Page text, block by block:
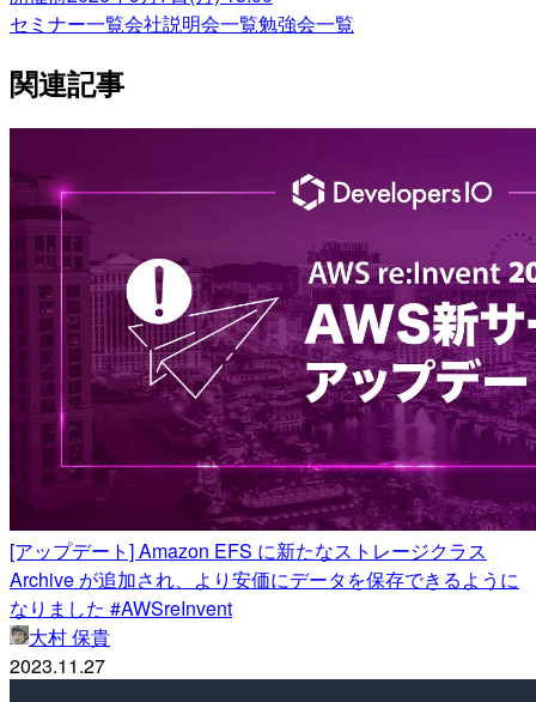
セミナー一覧会社説明会一覧勉強会一覧
関連記事
[アップデート] Amazon EFS に新たなストレージクラス
Archive が追加され、より安価にデータを保存できるように
なりました #AWSreInvent
大村 保貴
2023.11.27